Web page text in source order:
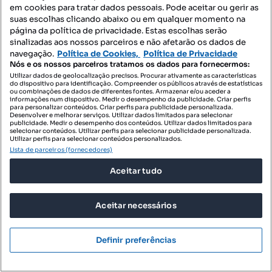
92 500 €137,33 €/m²
Venda de Lote Individual em Águas Santas, Póvoa
de Lanhoso
Águas Santas e Moure, Póvoa de Lanhoso, Braga
Preço por metro quadrado
673.54 m²
em cookies para tratar dados pessoais. Pode aceitar ou gerir as
suas escolhas clicando abaixo ou em qualquer momento na
página da política de privacidade. Estas escolhas serão
sinalizadas aos nossos parceiros e não afetarão os dados de
navegação. Política de Cookies, Política de Privacidade
Nós e os nossos parceiros tratamos os dados para fornecermos:
Utilizar dados de geolocalização precisos. Procurar ativamente as características
do dispositivo para identificação. Compreender os públicos através de estatísticas
ou combinações de dados de diferentes fontes. Armazenar e/ou aceder a
informações num dispositivo. Medir o desempenho da publicidade. Criar perfis
para personalizar conteúdos. Criar perfis para publicidade personalizada.
Desenvolver e melhorar serviços. Utilizar dados limitados para selecionar
publicidade. Medir o desempenho dos conteúdos. Utilizar dados limitados para
selecionar conteúdos. Utilizar perfis para selecionar publicidade personalizada.
Utilizar perfis para selecionar conteúdos personalizados.
Lista de parceiros (fornecedores)
Aceitar tudo
Aceitar necessários
Definir preferências